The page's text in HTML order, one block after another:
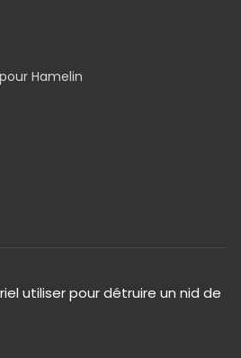
Hamelin
utiliser pour détruire un nid de